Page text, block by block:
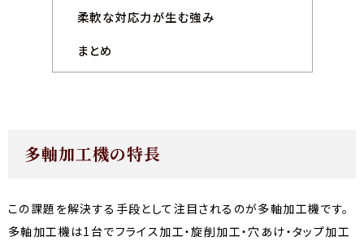
柔軟な対応力が生む強み
まとめ
多軸加工機の特長
この課題を解決する手段として注目されるのが多軸加工機です。
多軸加工機は1台でフライス加工・旋削加工・穴あけ・タップ加工